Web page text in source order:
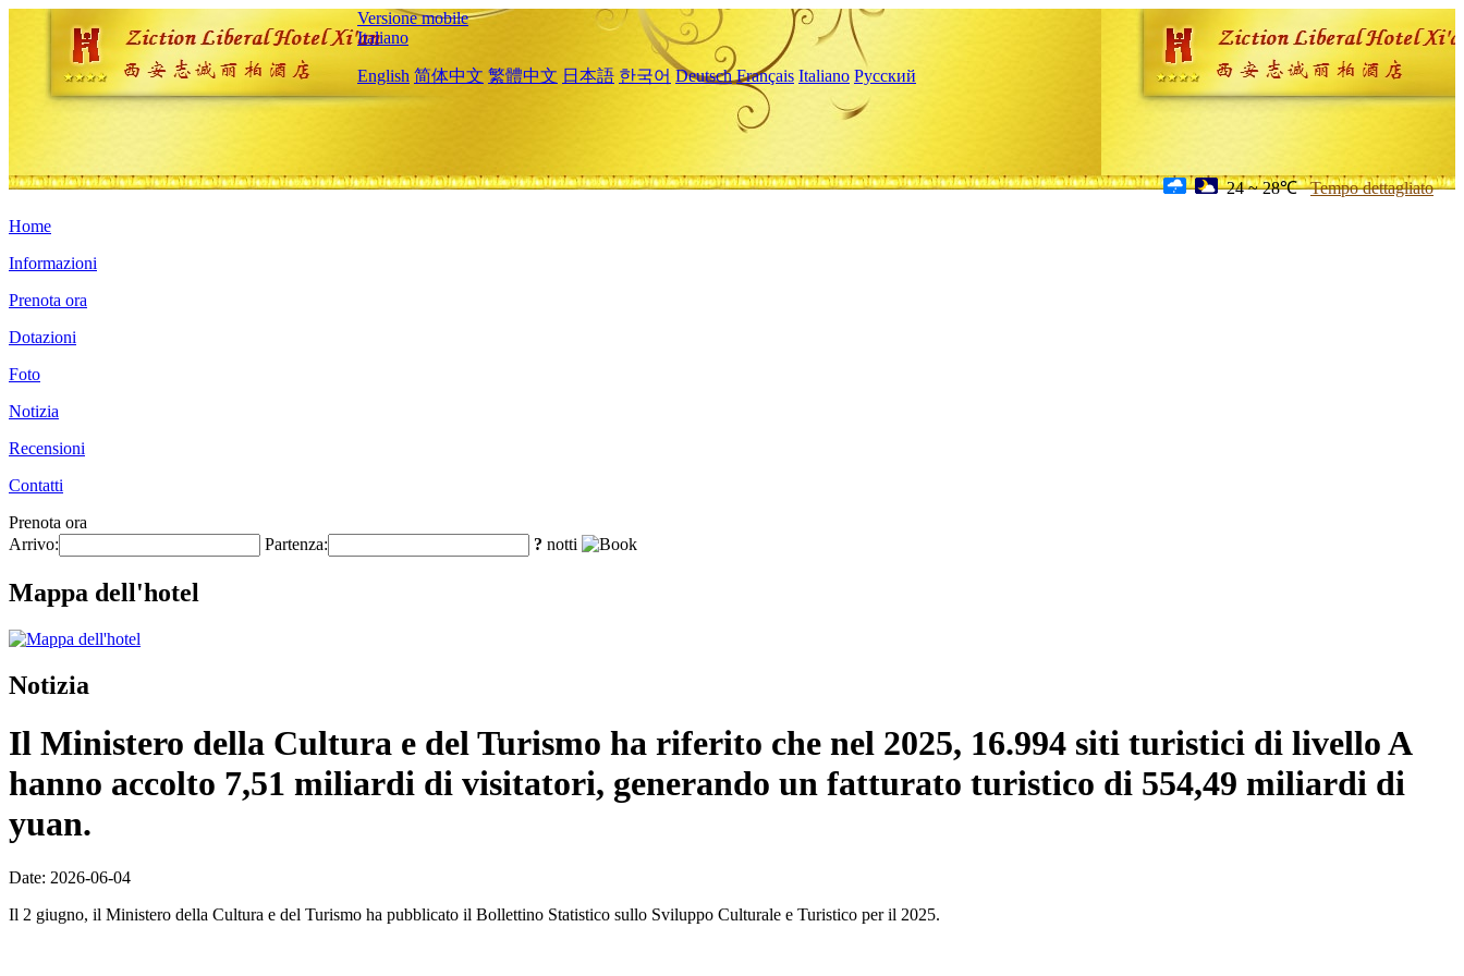
Versione mobile
Italiano
English 简体中文 繁體中文 日本語 한국어 Deutsch Français Italiano Русский
24 ~ 28℃ Tempo dettagliato
Home
Informazioni
Prenota ora
Dotazioni
Foto
Notizia
Recensioni
Contatti
Prenota ora
Arrivo:
Partenza: ? notti
Mappa dell'hotel
Notizia
Il Ministero della Cultura e del Turismo ha riferito che nel 2025, 16.994 siti turistici di livello A
hanno accolto 7,51 miliardi di visitatori, generando un fatturato turistico di 554,49 miliardi di
yuan.
Date: 2026-06-04
Il 2 giugno, il Ministero della Cultura e del Turismo ha pubblicato il Bollettino Statistico sullo Sviluppo Culturale e Turistico per il 2025.